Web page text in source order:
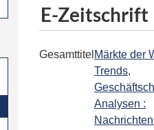
E-Zeitschrift
Gesamttitel Märkte der
Trends,
Analysen :